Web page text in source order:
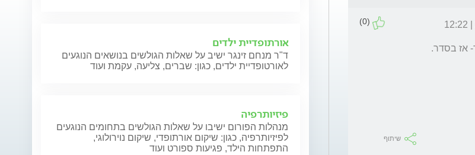
(0)
שיתוף
אורתופדיית ילדים
ד"ר מנחם זינגר ישיב על שאלות הגולשים בנושאים הנוגעים
לאורטופדיית ילדים, כגון: שברים, צליעה, עקמת ועוד
פיזיותרפיה
מנהלות הפורום ישיבו על שאלות הגולשים בתחומים הנוגעים
לפיזיותרפיה, כגון: שיקום אורתופדי, שיקום נוירולוגי,
התפתחות הילד, פגיעות ספורט ועוד